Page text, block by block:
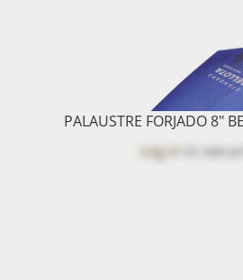
PALAUSTRE FORJADO 8"
Log into see